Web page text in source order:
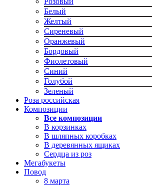
Белый
Желтый
Сиреневый
Оранжевый
Бордовый
Фиолетовый
Синий
Голубой
Зеленый
Роза российская
Композиции
Все композиции
В корзинках
В шляпных коробках
В деревянных ящиках
Сердца из роз
Мегабукеты
Повод
8 марта